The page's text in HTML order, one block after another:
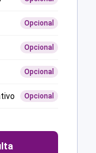
Opcional
Opcional
Opcional
Opcional